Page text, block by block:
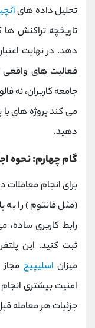
تحلیل داده‌ های
تاریخچه تراکنش
‌دهد. در نهایت
فعالیت ‌های واقعی
جامعه کاربران، نه
می کند پروژه‌ های
دهید.
گام چهارم: نحوه
برای انجام معاملات
(مثل فانتوم) را به
رابط کاربری
ثبت کنید. این
میزان اسلیپیج
امنیت بیشتری
جزئیات هر معامله